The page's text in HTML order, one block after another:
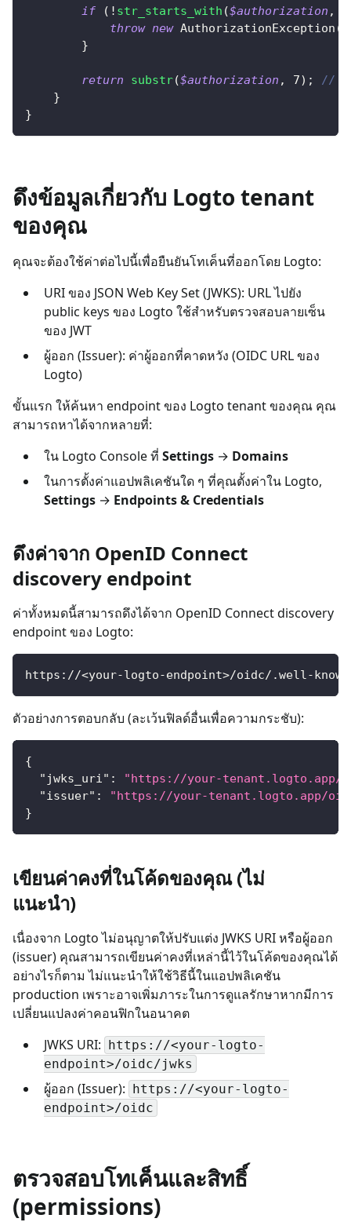
if ( ! str_starts_with ($authorization ,
throw new AuthorizationException (
}
return substr($authorization , 7) ;
// ล
}
}
ดึงข้อมูลเกี่ยวกับ Logto tenant
ของคุณ
คุณจะต้องใช้ค่าต่อไปนี้เพื่อยืนยันโทเค็นที่ออกโดย Logto:
URI ของ JSON Web Key Set (JWKS): URL ไปยัง
public keys ของ Logto ใช้สำหรับตรวจสอบลายเซ็น
ของ JWT
ผู้ออก (Issuer): ค่าผู้ออกที่คาดหวัง (OIDC URL ของ
Logto)
ขั้นแรก ให้ค้นหา endpoint ของ Logto tenant ของคุณ คุณ
สามารถหาได้จากหลายที่:
ใน Logto Console ที่ Settings → Domains
ในการตั้งค่าแอปพลิเคชันใด ๆ ที่คุณตั้งค่าใน Logto,
Settings → Endpoints & Credentials
ดึงค่าจาก OpenID Connect
discovery endpoint
ค่าทั้งหมดนี้สามารถดึงได้จาก OpenID Connect discovery
endpoint ของ Logto:
https://<your-logto-endpoint>/oidc/.well-
ตัวอย่างการตอบกลับ (ละเว้นฟิลด์อื่นเพื่อความกระชับ):
{
"jwks_uri" :
"https://your-tenant.logto.app/
"issuer" :
"https://your-tenant.logto.app/
}
เขียนค่าคงที่ในโค้ดของคุณ (ไม่
แนะนำ)
เนื่องจาก Logto ไม่อนุญาตให้ปรับแต่ง JWKS URI หรือผู้ออก
(issuer) คุณสามารถเขียนค่าคงที่เหล่านี้ไว้ในโค้ดของคุณได้
อย่างไรก็ตาม ไม่แนะนำให้ใช้วิธีนี้ในแอปพลิเคชัน
production เพราะอาจเพิ่มภาระในการดูแลรักษาหากมีการ
เปลี่ยนแปลงค่าคอนฟิกในอนาคต
JWKS URI:
https://<your-logto-
endpoint>/oidc/jwks
ผู้ออก (Issuer):
https://<your-logto-
endpoint>/oidc
ตรวจสอบโทเค็นและสิทธิ์
(permissions)